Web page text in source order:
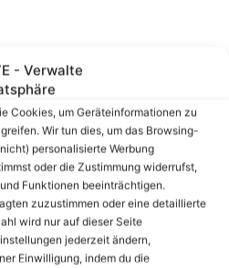
- Verwalte
Cookies, um Geräteinformationen zu
Wir tun dies, um das Browsing-
personalisierte Werbung
oder die Zustimmung widerrufst,
Funktionen beeinträchtigen.
zuzustimmen oder eine detaillierte
wird nur auf dieser Seite
jederzeit ändern,
Einwilligung, indem du die